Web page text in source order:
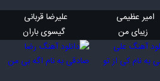
امیر عظیمی
زیبای من
علیرضا قربانی
گیسوی باران